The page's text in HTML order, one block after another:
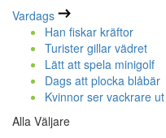
Vardags
Han fiskar kräftor
Turister gillar vädret
Lätt att spela minigolf
Dags att plocka blåbär
Kvinnor ser vackrare ut
Alla Väljare